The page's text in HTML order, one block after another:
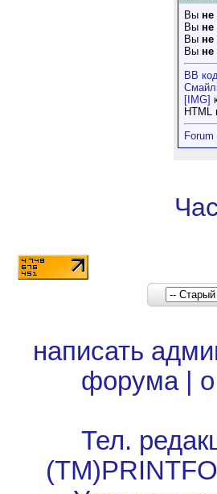
Вы не
Вы не
Вы не
Вы не
BB
[IMG]
HTML
Forum
написать
форума|
Тел.